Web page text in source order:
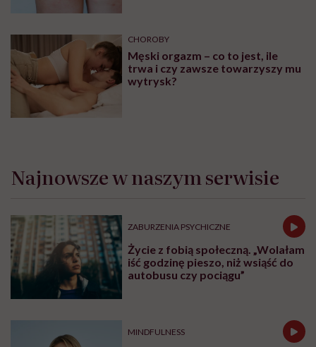
CHOROBY
Męski orgazm – co to jest, ile
trwa i czy zawsze towarzyszy mu
wytrysk?
Najnowsze w naszym serwisie
ZABURZENIA PSYCHICZNE
Życie z fobią społeczną. „Wolałam
iść godzinę pieszo, niż wsiąść do
autobusu czy pociągu”
MINDFULNESS